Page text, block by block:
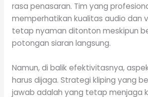
rasa penasaran. Tim yang
memperhatikan kualitas audio dan
tetap nyaman ditonton meskipun
potongan siaran langsung.
Namun, di balik efektivitasnya,
harus dijaga. Strategi kliping yang
jawab adalah yang tetap menjaga